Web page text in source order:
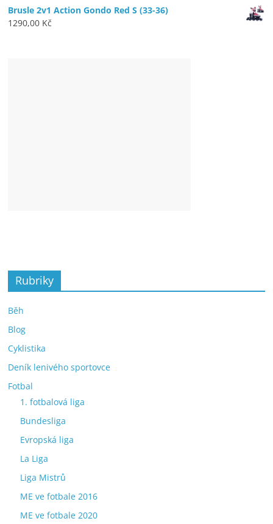
Brusle 2v1 Action Gondo Red S (33-36)
1290,00 Kč
Rubriky
Běh
Blog
Cyklistika
Deník lenivého sportovce
Fotbal
1. fotbalová liga
Bundesliga
Evropská liga
La Liga
Liga Mistrů
ME ve fotbale 2016
ME ve fotbale 2020